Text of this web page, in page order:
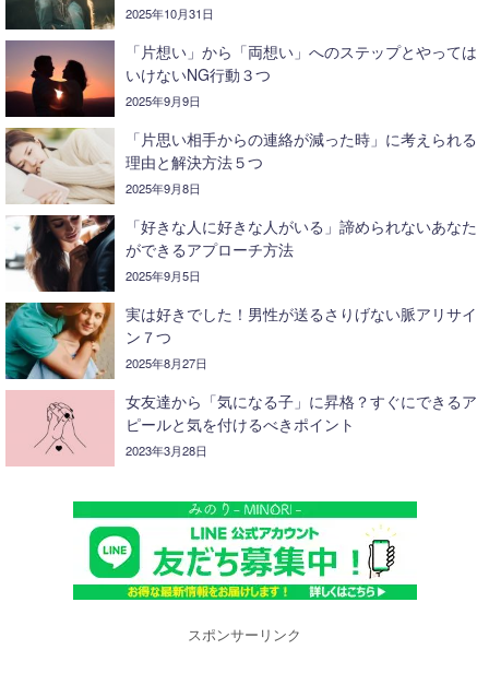
2025年10月31日
「片想い」から「両想い」へのステップとやっては
いけないNG行動３つ
2025年9月9日
「片思い相手からの連絡が減った時」に考えられる
理由と解決方法５つ
2025年9月8日
「好きな人に好きな人がいる」諦められないあなた
ができるアプローチ方法
2025年9月5日
実は好きでした！男性が送るさりげない脈アリサイ
ン７つ
2025年8月27日
女友達から「気になる子」に昇格？すぐにできるア
ピールと気を付けるべきポイント
2023年3月28日
スポンサーリンク